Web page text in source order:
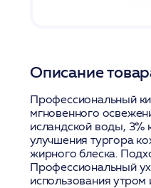
Описание
Профессиональный
мгновенного
исландской воды, 3%
улучшения тургора
жирного блеска.
Профессиональный
использования утром